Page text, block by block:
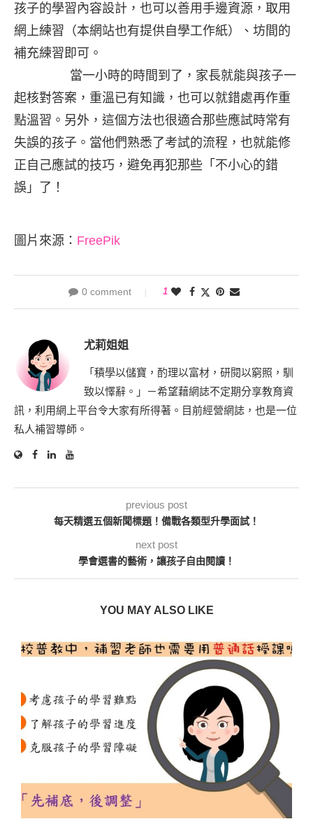
孩子的學習內容設計，也可以善用手邊資源，取用
網上練習（本網站也有提供自學工作紙）、坊間的
補充練習即可。
當一小時的時間到了，家長就能與孩子一
起核對答案，重溫已有知識，也可以就錯處再作重
點溫習。另外，這個方法也很適合那些應試時常有
失誤的孩子。當他們熟悉了考試的流程，也就能修
正自己應試的技巧，避免再犯那些「不小心的錯
誤」了！
圖片來源： FreePik
0 comment 1
尤莉姐姐
「積學以儲寶，酌理以富材，研閱以窮照，馴
致以懌辭。」－希望藉網誌不定期分享教育資
訊，利用網上平台令大家有所得著。目前經營網誌，也是一位
私人補習導師。
previous post
每天精選五個新聞標題！備戰各類型升學面試！
next post
學會選書的藝術，讓孩子自由閱讀！
YOU MAY ALSO LIKE